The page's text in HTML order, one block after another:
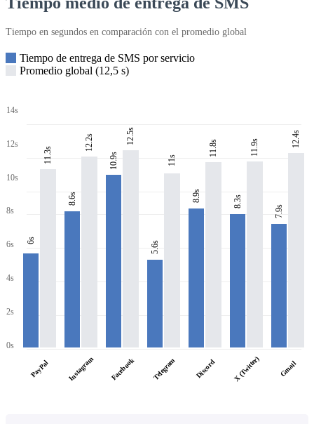
Tiempo en segundos en comparación con el promedio global
Tiempo de entrega de SMS por servicio
Promedio global (12,5 s)
14s
12s
10s
8s
6s
4s
2s
0s
6s
11.3s
PayPal
8.6s
12.2s
Instagram
10.9s
12.5s
Facebook
5.6s
11s
Telegram
8.9s
11.8s
Discord
8.3s
11.9s
X (Twitter)
7.9s
12.4s
Gmail